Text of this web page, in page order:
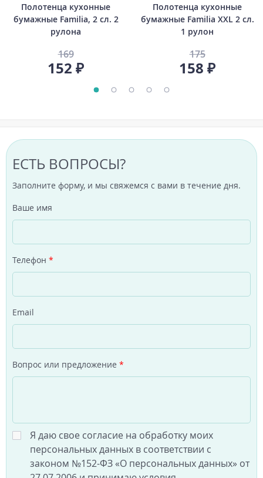
Полотенца кухонные
бумажные Familia, 2 сл. 2
рулона
169
152 ₽
Полотенца кухонные
бумажные Familia XXL 2 сл.
1 рулон
175
158 ₽
ЕСТЬ ВОПРОСЫ?
Заполните форму, и мы свяжемся с вами в течение дня.
Ваше имя
Телефон *
Email
Вопрос или предложение *
Я даю свое согласие на обработку моих
персональных данных в соответствии с
законом №152-ФЗ «О персональных данных» от